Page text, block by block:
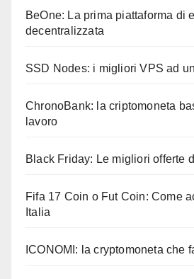
BeOne: La prima piattaforma di
decentralizzata
SSD Nodes: i migliori VPS ad
ChronoBank: la criptomoneta
lavoro
Black Friday: Le migliori offerte
Fifa 17 Coin o Fut Coin: Come
Italia
ICONOMI: la cryptomoneta che